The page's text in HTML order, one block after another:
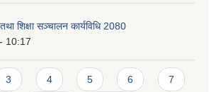
शिक्षा सञ्चालन कार्यविधि 2080
10:17
3 4 5 6 7